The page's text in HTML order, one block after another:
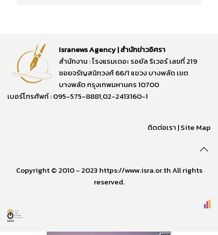
Isranews Agency | สำนักข่าวอิศรา
สำนักงาน : โรงแรมเดอะ รอยัล ริเวอร์ เลขที่ 219
ซอยจรัญสนิทวงศ์ 66/1 แขวง บางพลัด เขต
บางพลัด กรุงเทพมหานคร 10700
เบอร์โทรศัพท์ : 095-575-8881,02-2413160-1
ติดต่อเรา |Site Map
Copyright © 2010 - 2023 https://www.isra.or.th All rights
reserved.